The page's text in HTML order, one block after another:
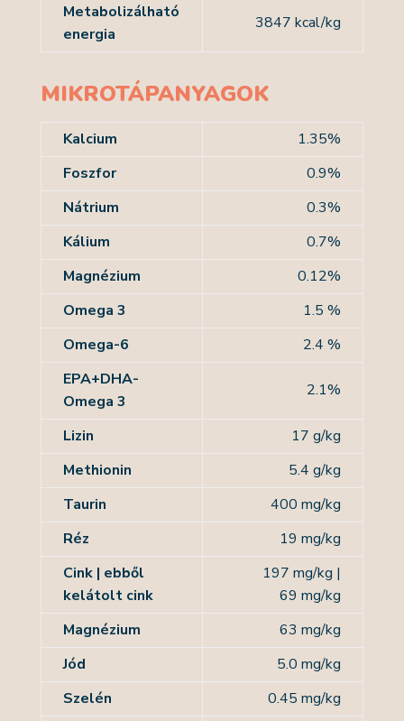
Metabolizálható
energia
3847 kcal/kg
MIKROTÁPANYAGOK
Kalcium
1.35%
Foszfor
0.9%
Nátrium
0.3%
Kálium
0.7%
Magnézium
0.12%
Omega 3
1.5 %
Omega-6
2.4 %
EPA+DHA-
Omega 3
2.1%
Lizin
17 g/kg
Methionin
5.4 g/kg
Taurin
400 mg/kg
Réz
19 mg/kg
Cink | ebből
kelátolt cink
197 mg/kg |
69 mg/kg
Magnézium
63 mg/kg
Jód
5.0 mg/kg
Szelén
0.45 mg/kg